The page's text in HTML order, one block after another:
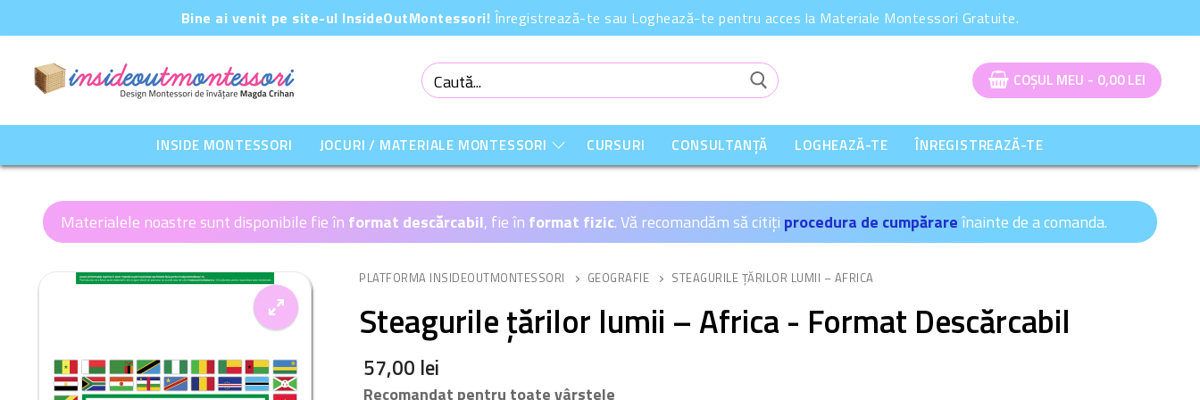
la
conținut
Bine ai venit pe site-ul InsideOutMontessori! Înregistrează-te sau Loghează-te pentru acces la Materiale Montessori Gratuite.
Caută
după:
COȘUL MEU - 0,00LEI
INSIDE MONTESSORI JOCURI / MATERIALE MONTESSORI CURSURI CONSULTANȚĂ LOGHEAZĂ-TE ÎNREGISTREAZĂ-TE
Materialele noastre sunt disponibile fie în format descărcabil, fie în format fizic. Vă recomandăm să citiți procedura de cumpărareînainte de a comanda.
🔍
PLATFORMA INSIDEOUTMONTESSORI GEOGRAFIE STEAGURILE ȚĂRILOR LUMII – AFRICA
Steagurile țărilor lumii – Africa - Format Descărcabil
57,00 lei
Recomandat pentru toate vârstele